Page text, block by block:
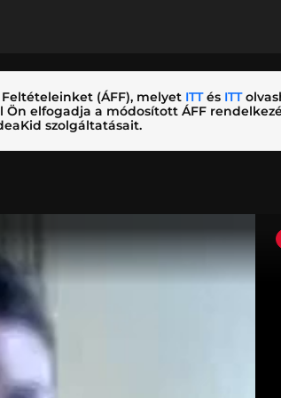
(ÁFF), melyet ITTés ITT
elfogadja a módosított ÁFF
szolgáltatásait.